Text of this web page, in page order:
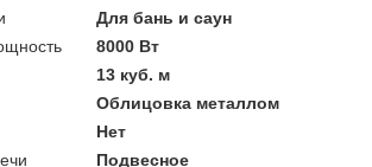
Для бань и саун
8000 Вт
13 куб. м
Облицовка металлом
Нет
Подвесное